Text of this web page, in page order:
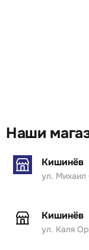
Наши
Кишинёв
ул. Михаил
Кишинёв
ул. Каля